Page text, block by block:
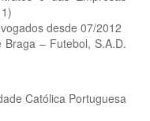
desde 07/2012
– Futebol, S.A.D.
Católica Portuguesa